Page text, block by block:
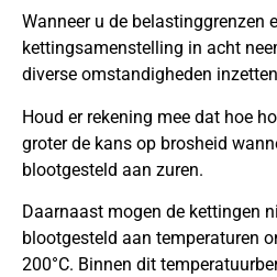
Wanneer u de belastinggrenzen
kettingsamenstelling in acht
diverse omstandigheden
Houd er rekening mee dat hoe
groter de kans op brosheid
blootgesteld aan zuren.
Daarnaast mogen de kettingen
blootgesteld aan temperaturen
200°C. Binnen dit